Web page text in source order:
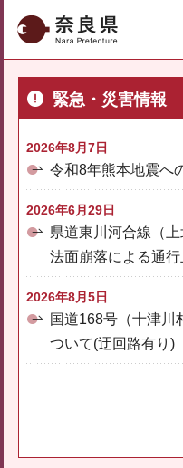
奈良県
緊急・災害情報
2026年8月7日
令和8年熊本地震へ
2026年6月29日
県道東川河合線（
法面崩落による通
2026年8月5日
国道168号（十津川
ついて(迂回路有り)